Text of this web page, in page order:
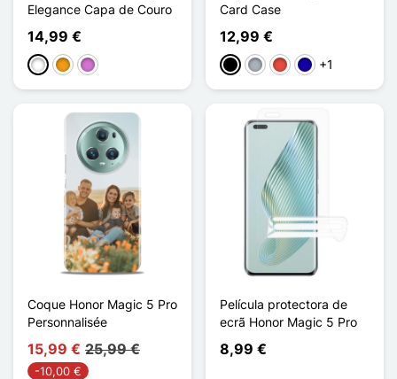
Elegance Capa de Couro
14,99 €
BrancoLaranjaPúrpura
Card Case
12,99 €
PretoCinzentoVermelhoAzul Escuro
+1
Coque Honor Magic 5 Pro
Personnalisée
15,99 € 25,99 €
-10,00 €
Película protectora de
ecrã Honor Magic 5 Pro
8,99 €